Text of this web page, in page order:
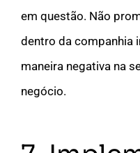
em questão. Não
dentro da companhia
maneira negativa na
negócio.